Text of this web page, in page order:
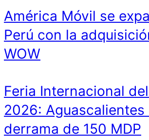
América Móvil se
Perú con la
WOW
Feria Internacional
2026: Aguascalientes
derrama de 150 MDP